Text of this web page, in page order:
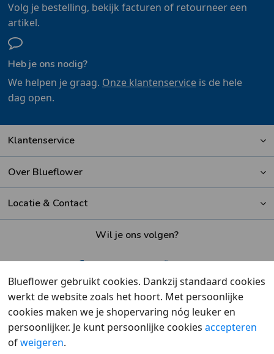
Volg je bestelling, bekijk facturen of retourneer een
artikel.
Heb je ons nodig?
We helpen je graag. Onze klantenserviceis de hele
dag open.
Klantenservice
Over Blueflower
Locatie & Contact
Wil je ons volgen?
door klanten
Blueflower gebruikt cookies. Dankzij standaard cookies
werkt de website zoals het hoort. Met persoonlijke
cookies maken we je shopervaring nóg leuker en
persoonlijker. Je kunt persoonlijke cookies accepteren
ofweigeren.